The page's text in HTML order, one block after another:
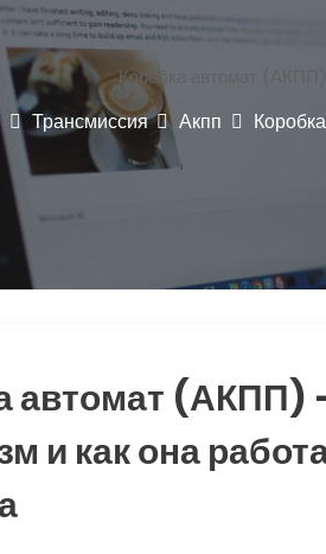
Коробка автомат (АКПП)
Трансмиссия Акпп
автомат (АКПП)
и как она